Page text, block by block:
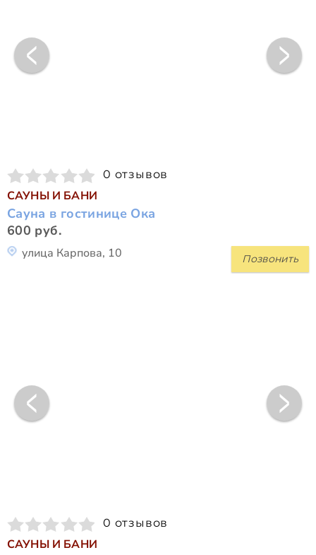
0 отзывов
САУНЫ И БАНИ
Сауна в гостинице Ока
600 руб.
Позвонить
улица Карпова, 10
0 отзывов
САУНЫ И БАНИ